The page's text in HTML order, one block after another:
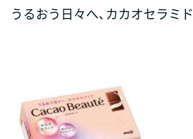
うるおう日々へ、カカオセラミド